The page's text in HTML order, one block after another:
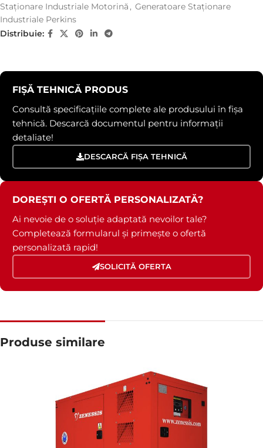
Staționare Industriale Motorină , Generatoare Staționare
Industriale Perkins
Distribuie:
FIȘĂ TEHNICĂ PRODUS
Consultă specificațiile complete ale produsului în fișa
tehnică. Descarcă documentul pentru informații
detaliate!
DESCARCĂ FIȘA TEHNICĂ
DOREȘTI O OFERTĂ PERSONALIZATĂ?
Ai nevoie de o soluție adaptată nevoilor tale?
Completează formularul și primește o ofertă
personalizată rapid!
SOLICITĂ OFERTA
Produse similare